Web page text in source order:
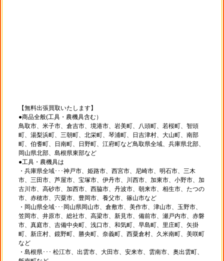
【無料出張買取いたします】
●商品全般(工具・農機具含む）
鳥取市、米子市、倉吉市、境港市、岩美町、八頭町、若桜町、智頭
町、湯梨浜町、三朝町、北栄町、琴浦町、日吉津村、大山町、南部
町、伯耆町、日南町、日野町、江府町など鳥取県全域、兵庫県北部、
岡山県北部、島根県東部など
●工具・農機具は
・兵庫県全域･･･神戸市、姫路市、西宮市、尼崎市、明石市、三木
市、三田市、芦屋市、宝塚市、伊丹市、川西市、加東市、小野市、加
古川市、高砂市、加西市、西脇市、丹波市、朝来市、相生市、たつの
市、赤穂市、宍粟市、豊岡市、養父市、篠山市など
・岡山県全域･･･岡山県岡山市、倉敷市、美作市、津山市、玉野市、
笠岡市、井原市、総社市、高梁市、新見市、備前市、瀬戸内市、赤磐
市、真庭市、吉備中央町、浅口市、和気町、早島町、里庄町、矢掛
町、新庄村、鏡野町、勝央町、奈義町、西粟倉村、久米南町、美咲町
など
・島根県･･･ 松江市、出雲市、大田市、安来市、雲南市、奥出雲町、